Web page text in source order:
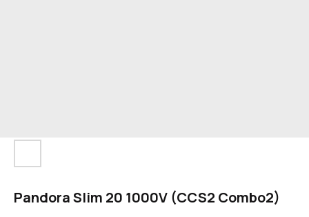
Pandora Slim 20 1000V (CCS2 Combo2)